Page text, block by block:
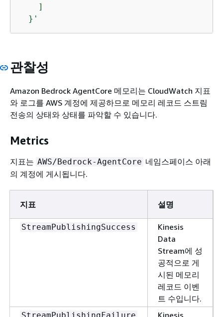
    ]
  }'
관찰성
Amazon Bedrock AgentCore 메모리는 CloudWatch 지표
와 로그를 AWS 계정에 제공하므로 메모리 레코드 스트림
전송의 상태와 상태를 파악할 수 있습니다.
Metrics
지표는 AWS/Bedrock-AgentCore 네임스페이스 아래
의 계정에 게시됩니다.
지표 설명
StreamPublishingSuccess
Kinesis
Data
Stream에 성
공적으로 게
시된 메모리
레코드 이벤
트 수입니다.
StreamPublishingFailure Kinesis